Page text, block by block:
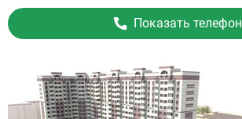
Показать телефон